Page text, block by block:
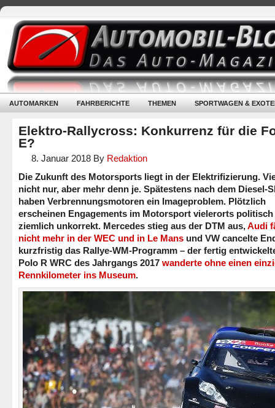
AUTOMARKEN FAHRBERICHTE THEMEN SPORTWAGEN &
Elektro-Rallycross: Konkurrenz für die
E?
8. Januar 2018 By Redaktion
Die Zukunft des Motorsports liegt in der Elektrifizierung.
nicht nur, aber mehr denn je. Spätestens nach dem Diesel-
haben Verbrennungsmotoren ein Imageproblem. Plötzlich
erscheinen Engagements im Motorsport vielerorts politisch
ziemlich unkorrekt. Mercedes stieg aus der DTM aus,Audi
nicht mehr in der WEC und in Le Mans und VW cancelte
kurzfristig das Rallye-WM-Programm – der fertig
Polo R WRC des Jahrgangs 2017 wanderte ohne einen
Rennkilometer ins Museum.